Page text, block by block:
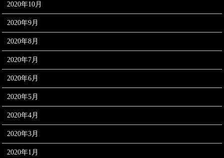
2020年10月
2020年9月
2020年8月
2020年7月
2020年6月
2020年5月
2020年4月
2020年3月
2020年1月